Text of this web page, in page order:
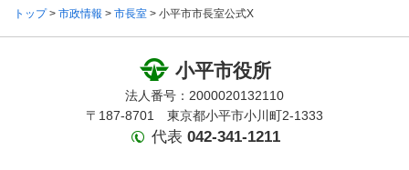
トップ> 市政情報 > 市長室 > 小平市市長室公式X
小平市役所
法人番号：2000020132110
〒187-8701 東京都小平市小川町2-1333
代表 042-341-1211